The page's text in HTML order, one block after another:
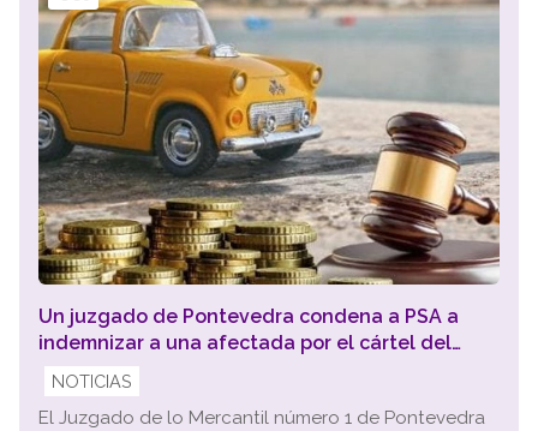
Un juzgado de Pontevedra condena a PSA a
indemnizar a una afectada por el cártel del
coche en una sentencia pionera en la provincia
NOTICIAS
El Juzgado de lo Mercantil número 1 de Pontevedra